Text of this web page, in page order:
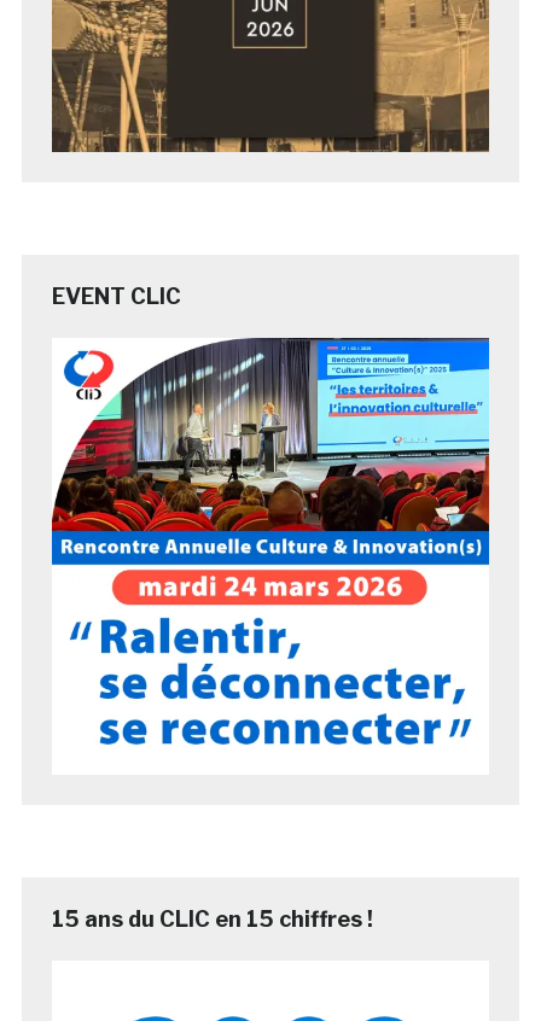
EVENT CLIC
15 ans du CLIC en 15 chiffres !